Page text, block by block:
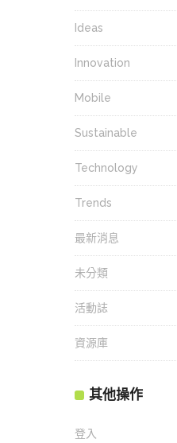
Ideas
Innovation
Mobile
Sustainable
Technology
Trends
最新消息
未分類
活動誌
資源庫
其他操作
登入